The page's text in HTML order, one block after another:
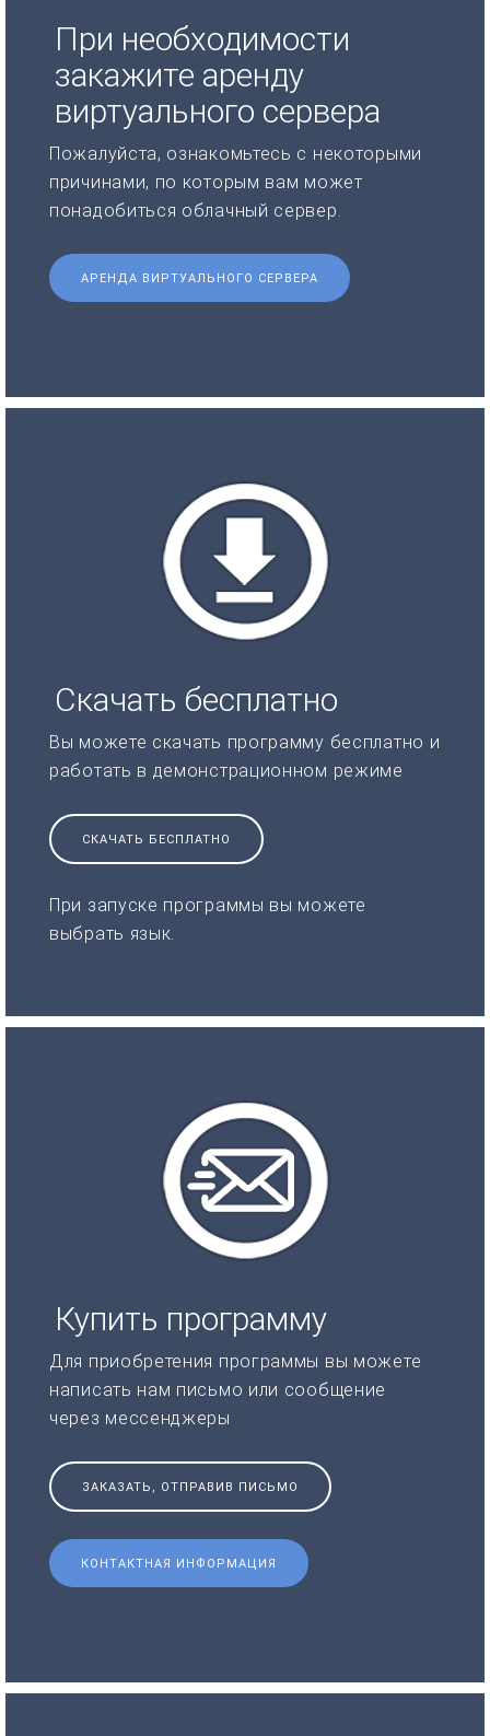
При необходимости
закажите аренду
виртуального сервера
Пожалуйста, ознакомьтесь с некоторыми
причинами, по которым вам может
понадобиться облачный сервер.
АРЕНДА ВИРТУАЛЬНОГО СЕРВЕРА
Скачать бесплатно
Вы можете скачать программу бесплатно и
работать в демонстрационном режиме
СКАЧАТЬ БЕСПЛАТНО
При запуске программы вы можете
выбрать язык.
Купить программу
Для приобретения программы вы можете
написать нам письмо или сообщение
через мессенджеры
ЗАКАЗАТЬ, ОТПРАВИВ ПИСЬМО
КОНТАКТНАЯ ИНФОРМАЦИЯ